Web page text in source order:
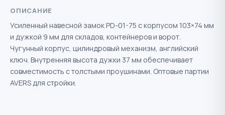
ОПИСАНИЕ
Усиленный навесной замок PD-01-75 с корпусом 103×74 мм
и дужкой 9 мм для складов, контейнеров и ворот.
Чугунный корпус, цилиндровый механизм, английский
ключ. Внутренняя высота дужки 37 мм обеспечивает
совместимость с толстыми проушинами. Оптовые партии
AVERS для стройки.